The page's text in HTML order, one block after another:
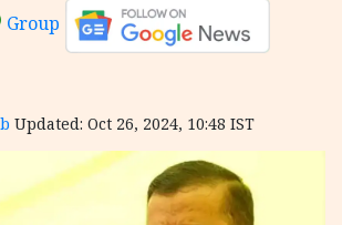
Group
Updated: Oct 26, 2024, 10:48 IST